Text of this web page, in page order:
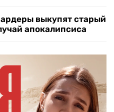
выкупят старый
апокалипсиса